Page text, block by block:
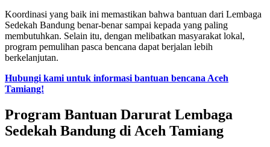
Koordinasi yang baik ini memastikan bahwa bantuan dari Lembaga
Sedekah Bandung benar-benar sampai kepada yang paling
membutuhkan. Selain itu, dengan melibatkan masyarakat lokal,
program pemulihan pasca bencana dapat berjalan lebih
berkelanjutan.
Hubungi kami untuk informasi bantuan bencana Aceh
Tamiang!
Program Bantuan Darurat Lembaga
Sedekah Bandung di Aceh Tamiang